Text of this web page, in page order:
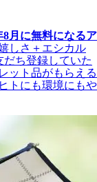
8月に無料になるア
しさ＋エシカル
ち登録していた
ット品がもらえる
トにも環境にもや